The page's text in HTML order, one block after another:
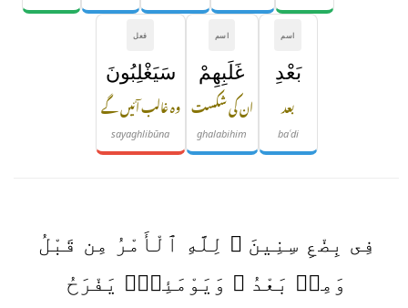
اسم
بَعْدِ
بعد
baʿdi
اسم
غَلَبِهِمْ
ان کی شکست
ghalabihim
فعل
سَيَغْلِبُونَ
وہ غالب آئیں گے
sayaghlibūna
فِى بِضْعِ سِنِينَ ۗ لِلَّهِ ٱلْأَمْرُ مِن قَبْلُ
وَمِنۢ بَعْدُ ۚ وَيَوْمَئِذٍۢ يَفْرَحُ